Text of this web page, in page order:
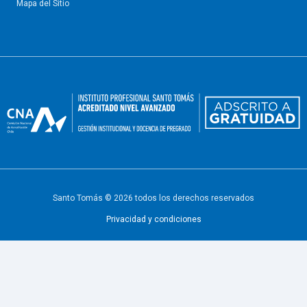
Mapa del Sitio
Santo Tomás © 2026 todos los derechos reservados
Privacidad y condiciones